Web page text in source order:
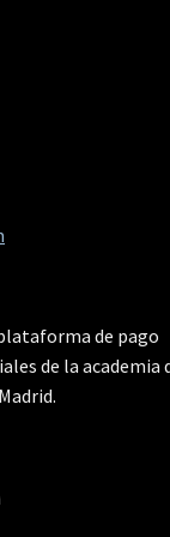
de pago
de la academia